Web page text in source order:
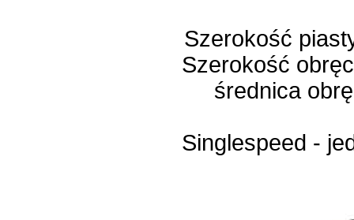
Szerokość
Szerokość
średnica
Singlespeed -